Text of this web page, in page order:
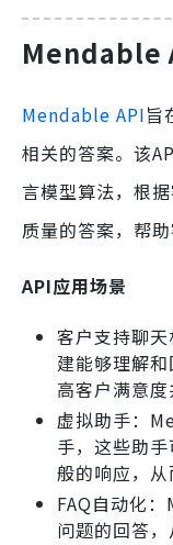
Mendable
Mendable API旨
相关的答案。该
言模型算法，根
质量的答案，帮
API应用场景
客户支持聊
建能够理解
高客户满意度
虚拟助手：
手，这些助
般的响应，从
FAQ自动化
问题的回答，